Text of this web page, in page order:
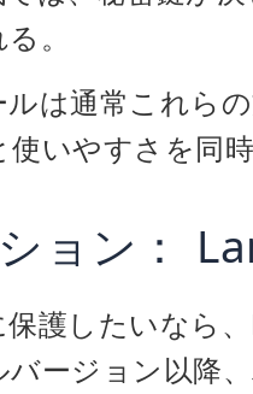
。
は通常これら
いやすさを同
ョン：
護したいなら
ージョン以降